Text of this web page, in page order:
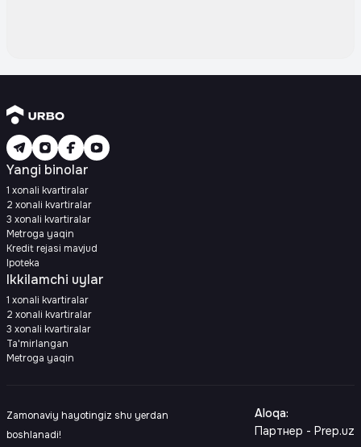
Yangi binolar
1 xonali kvartiralar
2 xonali kvartiralar
3 xonali kvartiralar
Metroga yaqin
Kredit rejasi mavjud
Ipoteka
Ikkilamchi uylar
1 xonali kvartiralar
2 xonali kvartiralar
3 xonali kvartiralar
Ta'mirlangan
Metroga yaqin
Zamonaviy hayotingiz shu yerdan
boshlanadi!
Aloqa:
Партнер - Prep.uz